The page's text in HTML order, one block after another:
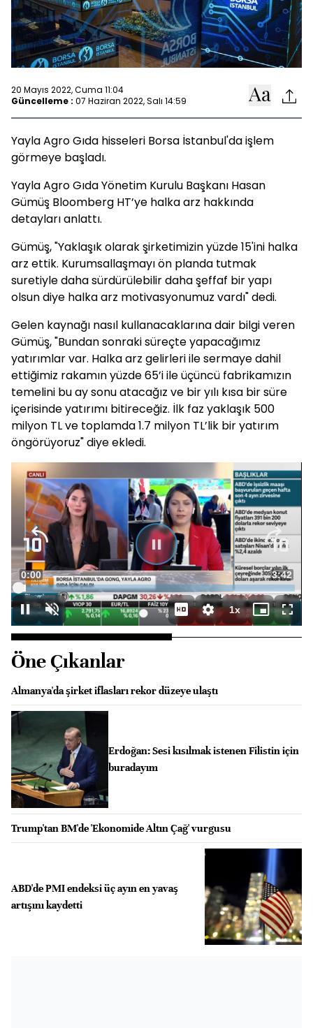
20 Mayıs 2022, Cuma 11:04
Güncelleme : 07 Haziran 2022, Salı 14:59
Yayla Agro Gıda hisseleri Borsa İstanbul'da işlem
görmeye başladı.
Yayla Agro Gıda Yönetim Kurulu Başkanı Hasan
Gümüş Bloomberg HT’ye halka arz hakkında
detayları anlattı.
Gümüş, "Yaklaşık olarak şirketimizin yüzde 15'ini halka
arz ettik. Kurumsallaşmayı ön planda tutmak
suretiyle daha sürdürülebilir daha şeffaf bir yapı
olsun diye halka arz motivasyonumuz vardı" dedi.
Gelen kaynağı nasıl kullanacaklarına dair bilgi veren
Gümüş, "Bundan sonraki süreçte yapacağımız
yatırımlar var. Halka arz gelirleri ile sermaye dahil
ettiğimiz rakamın yüzde 65’i ile üçüncü fabrikamızın
temelini bu ay sonu atacağız ve bir yılı kısa bir süre
içerisinde yatırımı bitireceğiz. İlk faz yaklaşık 500
milyon TL ve toplamda 1.7 milyon TL’lik bir yatırım
öngörüyoruz" diye ekledi.
DuraklatSesi
Aç
Süre
0:00 Toplam
Süre
3:42
Yüklendi:
2.68%
1xOynatma
Hızı
Mini
oynatıcı
Tam
Ekran
Öne Çıkanlar
Almanya'da şirket iflasları rekor düzeye ulaştı
Erdoğan: Sesi kısılmak istenen Filistin için
buradayım
Trump'tan BM'de 'Ekonomide Altın Çağ' vurgusu
ABD'de PMI endeksi üç ayın en yavaş
artışını kaydetti